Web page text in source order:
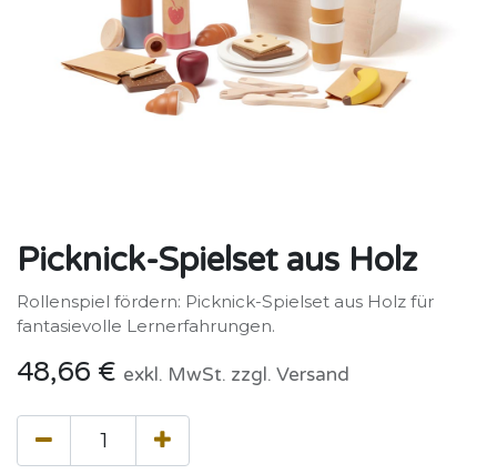
Picknick-Spielset aus Holz
Rollenspiel fördern: Picknick-Spielset aus Holz für
fantasievolle Lernerfahrungen.
48,66 € exkl. MwSt. zzgl. Versand